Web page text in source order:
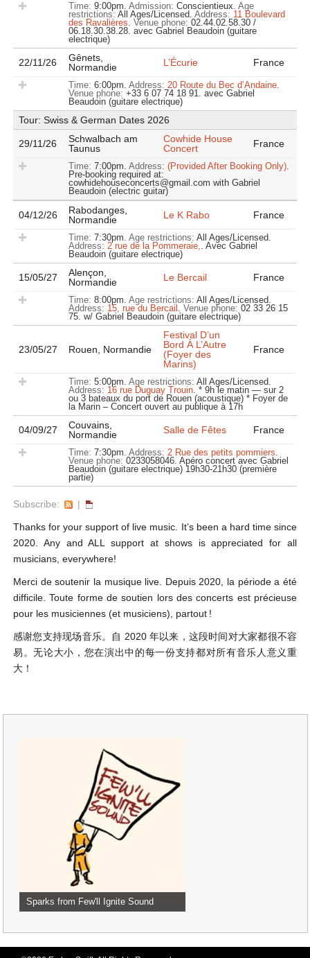
Time: 9:00pm. Admission: Conscientieux. Age
restrictions: All Ages/Licensed. Address: 11 Boulevard
des Ravalières. Venue phone: 02.44.02.58.30 /
06.18.30.38.28. avec Gabriel Beaudoin (guitare
electrique)
22/11/26
Gênets,
Normandie
L’Écurie France
Time: 6:00pm. Address: 20 Route du Bec d’Andaine.
Venue phone: +33 6 07 74 18 91. avec Gabriel
Beaudoin (guitare electrique)
Tour: Swiss & German Dates 2026
29/11/26
Schwalbach am
Taunus
Cowhide House
Concert
France
Time: 7:00pm. Address: (Provided After Booking Only).
Pre-booking required at:
cowhidehouseconcerts@gmail.com with Gabriel
Beaudoin (electric guitar)
04/12/26
Rabodanges,
Normandie
Le K Rabo France
Time: 7:30pm. Age restrictions: All Ages/Licensed.
Address: 2 rue de la Pommeraie,. Avec Gabriel
Beaudoin (guitare electrique)
15/05/27
Alençon,
Normandie
Le Bercail France
Time: 8:00pm. Age restrictions: All Ages/Licensed.
Address: 15, rue du Bercail . Venue phone: 02 33 26 15
75. w/ Gabriel Beaudoin (guitare electrique)
23/05/27 Rouen, Normandie
Festival D’un
Bord À L’Autre
(Foyer des
Marins)
France
Time: 5:00pm. Age restrictions: All Ages/Licensed.
Address: 16 rue Duguay Trouin. * 9h le matin — sur 2
ou 3 bateaux du port de Rouen (acoustique) * Foyer de
la Marin – Concert ouvert au publique à 17h
04/09/27
Couvains,
Normandie
Salle de Fêtes France
Time: 7:30pm. Address: 2 Rue des petits pommiers.
Venue phone: 0233058046. Apéro concert avec Gabriel
Beaudoin (guitare electrique) 19h30-21h30 (première
partie)
Subscribe: |
Thanks for your support of live music. It’s been a hard time since
2020. Any and ALL support at shows is appreciated for all
musicians, everywhere!
Merci de soutenir la musique live. Depuis 2020, la période a été
difficile. Toute forme de soutien lors des concerts est précieuse
pour les musiciennes (et musiciens), partout !
感谢您支持现场音乐。自 2020 年以来，这段时间对大家都很不容
易。无论大小，您在演出中的每一份支持都对所有音乐人意义重
大！
Sparks from Few'll Ignite Sound